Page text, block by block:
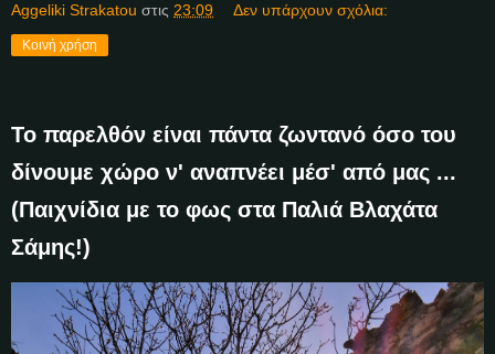
Aggeliki Strakatou στις 23:09 Δεν υπάρχουν σχόλια:
Κοινή χρήση
Το παρελθόν είναι πάντα ζωντανό όσο του
δίνουμε χώρο ν' αναπνέει μέσ' από μας ...
(Παιχνίδια με το φως στα Παλιά Βλαχάτα
Σάμης!)